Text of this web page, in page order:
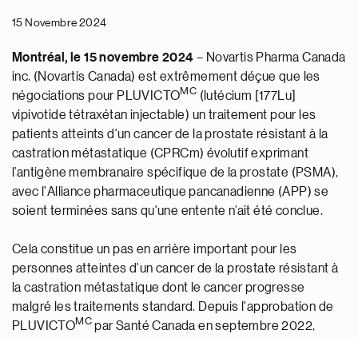
15 Novembre 2024
Montréal, le 15 novembre 2024 – Novartis Pharma Canada
inc. (Novartis Canada) est extrêmement déçue que les
négociations pour PLUVICTOMC (lutécium [177Lu]
vipivotide tétraxétan injectable) un traitement pour les
patients atteints d'un cancer de la prostate résistant à la
castration métastatique (CPRCm) évolutif exprimant
l’antigène membranaire spécifique de la prostate (PSMA),
avec l'Alliance pharmaceutique pancanadienne (APP) se
soient terminées sans qu'une entente n’ait été conclue.
Cela constitue un pas en arrière important pour les
personnes atteintes d'un cancer de la prostate résistant à
la castration métastatique dont le cancer progresse
malgré les traitements standard. Depuis l'approbation de
PLUVICTOMC par Santé Canada en septembre 2022,